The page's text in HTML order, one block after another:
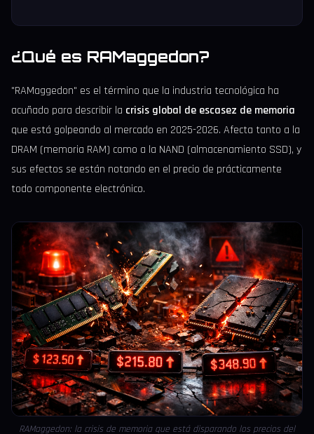
¿Qué es RAMaggedon?
"RAMaggedon" es el término que la industria tecnológica ha
acuñado para describir la crisis global de escasez de memoria
que está golpeando al mercado en 2025-2026. Afecta tanto a la
DRAM (memoria RAM) como a la NAND (almacenamiento SSD), y
sus efectos se están notando en el precio de prácticamente
todo componente electrónico.
RAMaggedon: la crisis de memoria que está disparando los precios del